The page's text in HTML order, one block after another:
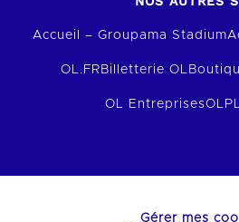
Accueil – Groupama Stadium
OL.FR Billetterie OL
OL Entreprises
Gérer mes